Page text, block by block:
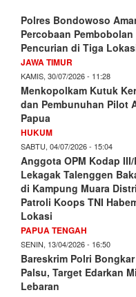
Polres Bondowoso
Percobaan Pembobolan
Pencurian di Tiga
JAWA TIMUR
KAMIS, 30/07/2026 - 11:28
Menkopolkam Kutuk
dan Pembunuhan Pilot
Papua
HUKUM
SABTU, 04/07/2026 - 15:04
Anggota OPM Kodap
Lekagak Talenggen
di Kampung Muara
Patroli Koops TNI
Lokasi
PAPUA TENGAH
SENIN, 13/04/2026 - 16:50
Bareskrim Polri
Palsu, Target Edarkan
Lebaran